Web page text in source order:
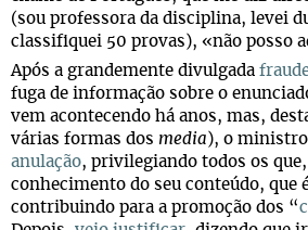
(sou professora da disciplina, levei
classifiquei 50 provas), «não posso
Após a grandemente divulgada
fuga de informação sobre o
vem acontecendo há anos, mas,
várias formas dos media ), o ministro
anulação, privilegiando todos os que,
conhecimento do seu conteúdo, que
contribuindo para a promoção dos “